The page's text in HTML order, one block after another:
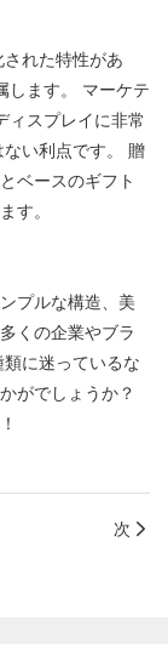
れた特性があ
します。 マーケテ
ィスプレイに非常
い利点です。 贈
ベースのギフト
す。
プルな構造、美
くの企業やブラ
に迷っているな
がでしょうか？
次